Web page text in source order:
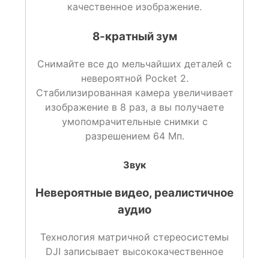
качественное изображение.
8-кратный зум
Снимайте все до мельчайших деталей с
невероятной Pocket 2.
Стабилизированная камера увеличивает
изображение в 8 раз, а вы получаете
умопомрачительные снимки с
разрешением 64 Мп.
Звук
Невероятные видео, реалистичное
аудио
Технология матричной стереосистемы
DJI записывает высококачественное